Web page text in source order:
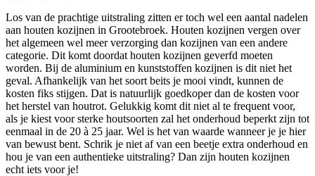
Los van de prachtige uitstraling zitten er toch wel een aantal nadelen
aan houten kozijnen in Grootebroek. Houten kozijnen vergen over
het algemeen wel meer verzorging dan kozijnen van een andere
categorie. Dit komt doordat houten kozijnen geverfd moeten
worden. Bij de aluminium en kunststoffen kozijnen is dit niet het
geval. Afhankelijk van het soort beits je mooi vindt, kunnen de
kosten fiks stijgen. Dat is natuurlijk goedkoper dan de kosten voor
het herstel van houtrot. Gelukkig komt dit niet al te frequent voor,
als je kiest voor sterke houtsoorten zal het onderhoud beperkt zijn tot
eenmaal in de 20 à 25 jaar. Wel is het van waarde wanneer je je hier
van bewust bent. Schrik je niet af van een beetje extra onderhoud en
hou je van een authentieke uitstraling? Dan zijn houten kozijnen
echt iets voor je!